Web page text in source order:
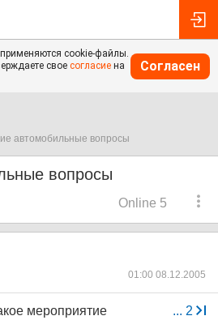
cookie-файлы.
свое согласие на
Согласен
автомобильные вопросы
вопросы
Online 5
01:00 08.12.2005
... 2
мероприятие